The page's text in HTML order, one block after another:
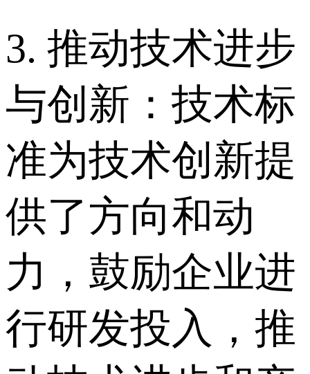
3. 推动技术进步
与创新：技术标
准为技术创新提
供了方向和动
力，鼓励企业进
行研发投入，推